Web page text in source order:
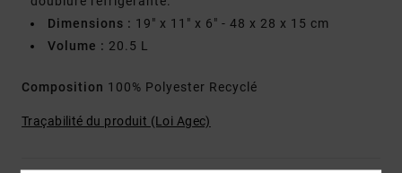
Dimensions : 19" x 11" x 6" - 48 x 28 x 15 cm
Volume : 20.5 L
Composition 100% Polyester Recyclé
Traçabilité du produit (Loi Agec)